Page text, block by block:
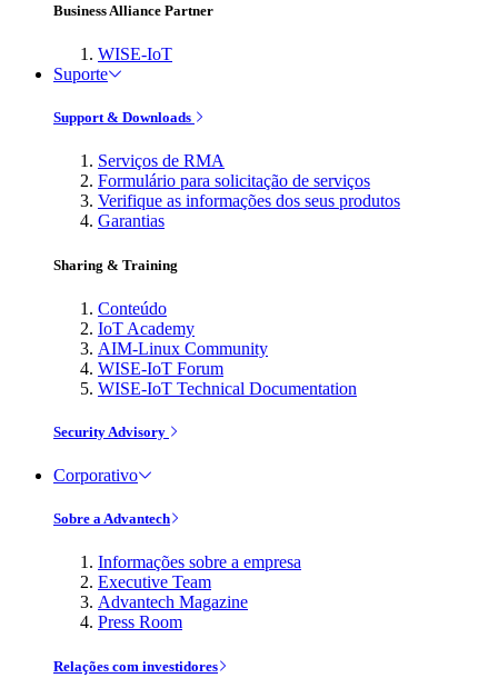
Business Alliance Partner
WISE-IoT
Suporte
Support & Downloads
Serviços de RMA
Formulário para solicitação de serviços
Verifique as informações dos seus produtos
Garantias
Sharing & Training
Conteúdo
IoT Academy
AIM-Linux Community
WISE-IoT Forum
WISE-IoT Technical Documentation
Security Advisory
Corporativo
Sobre a Advantech
Informações sobre a empresa
Executive Team
Advantech Magazine
Press Room
Relações com investidores